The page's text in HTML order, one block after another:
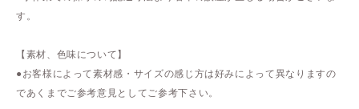
す。
【素材、色味について】
●お客様によって素材感・サイズの感じ方は好みによって異なりますの
であくまでご参考意見としてご参考下さい。